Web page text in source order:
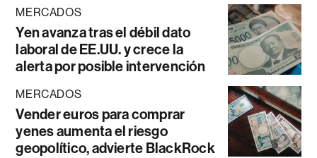
MERCADOS
Yen avanza tras el débil dato
laboral de EE.UU. y crece la
alerta por posible intervención
MERCADOS
Vender euros para comprar
yenes aumenta el riesgo
geopolítico, advierte BlackRock